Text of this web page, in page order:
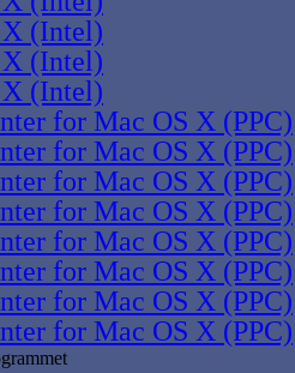
(Intel)
(Intel)
(Intel)
for Mac OS X (PPC)
for Mac OS X (PPC)
for Mac OS X (PPC)
for Mac OS X (PPC)
for Mac OS X (PPC)
for Mac OS X (PPC)
for Mac OS X (PPC)
for Mac OS X (PPC)